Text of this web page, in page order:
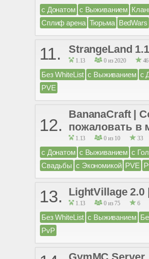
с Донатом с Выживанием
Сплиф арена Тюрьма BedWars
11. StrangeLand
1.13 0 из 2020 46
Без WhiteList с Выживанием с
PVE
12.
BananaCraft |
пожаловать в
1.13 0 из 10 33
с Донатом с Выживанием с
Свадьбы с Экономикой PVE
13. LightVillage 2.0
1.13 0 из 75 6
Без WhiteList с Выживанием
PvP